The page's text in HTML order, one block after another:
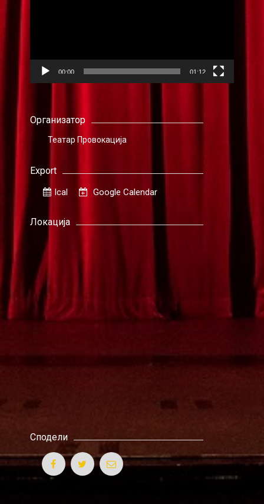
00:00 01:12
Организатор
Театар Провокација
Export
Ical Google Calendar
Локација
Сподели